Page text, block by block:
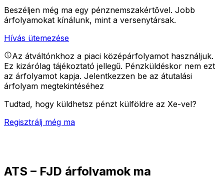
Beszéljen még ma egy pénznemszakértővel. Jobb
árfolyamokat kínálunk, mint a versenytársak.
Hívás ütemezése
Az átváltónkhoz a piaci középárfolyamot használjuk.
Ez kizárólag tájékoztató jellegű. Pénzküldéskor nem ezt
az árfolyamot kapja. Jelentkezzen be az átutalási
árfolyam megtekintéséhez
Tudtad, hogy küldhetsz pénzt külföldre az Xe-vel?
Regisztrálj még ma
ATS – FJD árfolyamok ma